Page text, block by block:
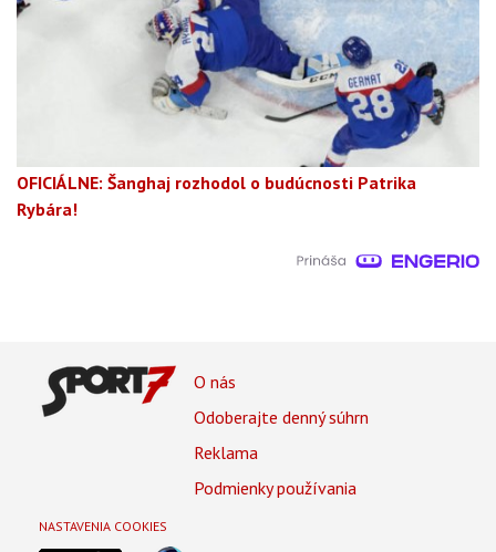
OFICIÁLNE: Šanghaj rozhodol o budúcnosti Patrika
Rybára!
Footer
Footer
O nás
Odoberajte denný súhrn
Reklama
Podmienky používania
NASTAVENIA COOKIES